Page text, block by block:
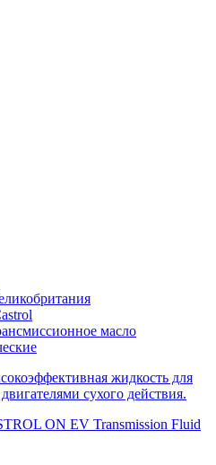
масло
жидкость для
сухого действия.
ON EV Transmission Fluid